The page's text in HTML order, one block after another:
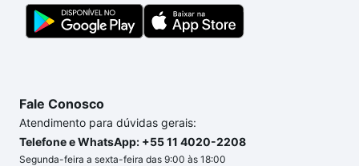
Fale Conosco
Atendimento para dúvidas gerais:
Telefone e WhatsApp: +55 11 4020-2208
Segunda-feira a sexta-feira das 9:00 às 18:00